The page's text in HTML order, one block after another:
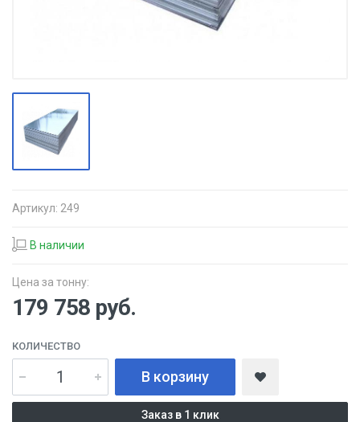
Артикул: 249
В наличии
Цена за тонну:
179 758 руб.
КОЛИЧЕСТВО
В корзину
Заказ в 1 клик